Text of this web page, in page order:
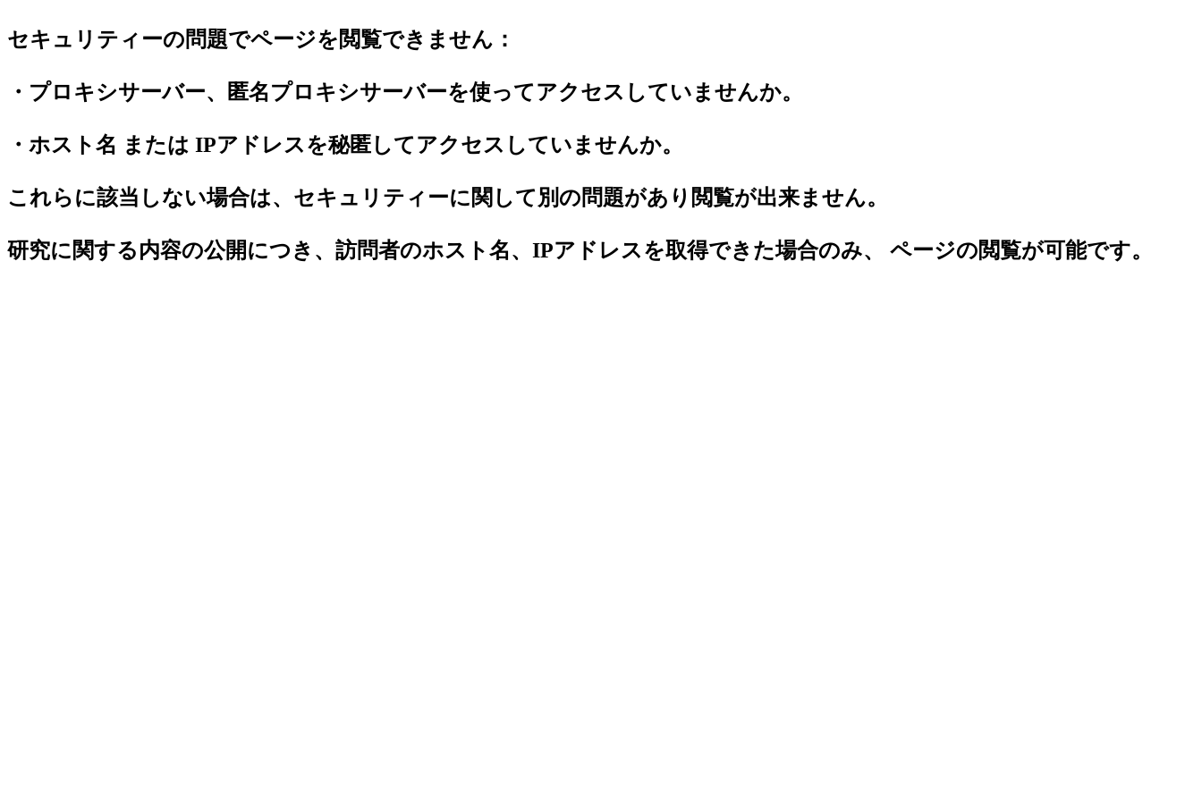
セキュリティーの問題でページを閲覧できません：
・プロキシサーバー、匿名プロキシサーバーを使ってアクセスしていませんか。
・ホスト名 または IPアドレスを秘匿してアクセスしていませんか。
これらに該当しない場合は、セキュリティーに関して別の問題があり閲覧が出来ません。
研究に関する内容の公開につき、訪問者のホスト名、IPアドレスを取得できた場合のみ、 ページの閲覧が可能です。